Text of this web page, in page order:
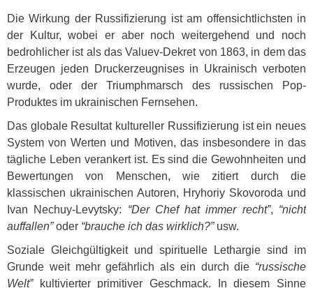
Die Wirkung der Russifizierung ist am offensichtlichsten in
der Kultur, wobei er aber noch weitergehend und noch
bedrohlicher ist als das Valuev-Dekret von 1863, in dem das
Erzeugen jeden Druckerzeugnises in Ukrainisch verboten
wurde, oder der Triumphmarsch des russischen Pop-
Produktes im ukrainischen Fernsehen.
Das globale Resultat kultureller Russifizierung ist ein neues
System von Werten und Motiven, das insbesondere in das
tägliche Leben verankert ist. Es sind die Gewohnheiten und
Bewertungen von Menschen, wie zitiert durch die
klassischen ukrainischen Autoren, Hryhoriy Skovoroda und
Ivan Nechuy-Levytsky: “Der Chef hat immer recht”, “nicht
auffallen”oder “brauche ich das wirklich?”usw.
Soziale Gleichgültigkeit und spirituelle Lethargie sind im
Grunde weit mehr gefährlich als ein durch die “russische
Welt”kultivierter primitiver Geschmack. In diesem Sinne